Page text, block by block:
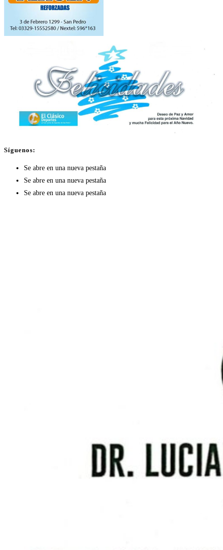
Síguenos:
Se abre en una nueva pestaña
Se abre en una nueva pestaña
Se abre en una nueva pestaña